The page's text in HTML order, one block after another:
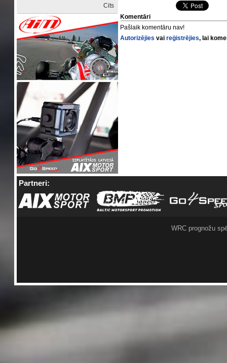
Cits
Komentāri
Pašlaik komentāru nav!
Autorizējies vaireģistrējies, lai
Partneri:
WRC prognožu